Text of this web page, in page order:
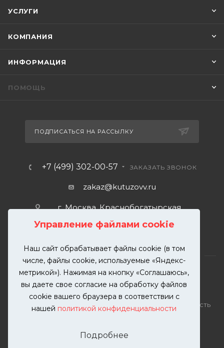
Управление файлами cookie
Наш сайт обрабатывает файлы cookie (в том
числе, файлы cookie, используемые «Яндекс-
метрикой»). Нажимая на кнопку «Соглашаюсь»,
вы даете свое согласие на обработку файлов
cookie вашего браузера в соответствии с
нашей политикой конфиденциальности
Подробнее
УСЛУГИ
КОМПАНИЯ
ИНФОРМАЦИЯ
ПОМОЩЬ
ПОДПИСАТЬСЯ НА РАССЫЛКУ
+7 (499) 302-00-57 ЗАКАЗАТЬ ЗВОНОК
zakaz@kutuzovv.ru
г. Москва, Краснобогатырская
2026 © KUTUZOVV | Кузовной ремонт и покраска
автомобилей. Вся информация на сайте – собственность
разрешения запрещена. Все права защищены.